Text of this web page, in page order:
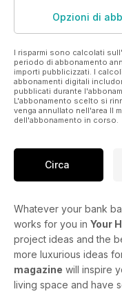
Opzioni di
I risparmi sono calcolati
periodo di abbonamento
importi pubblicizzati. I
abbonamenti digitali
pubblicati durante
L'abbonamento scelto si
venga annullato nell'area Il
dell'abbonamento in corso.
Circa
Whatever your bank
works for you in Your
project ideas and the
more luxurious ideas
magazine will inspire
living space and have